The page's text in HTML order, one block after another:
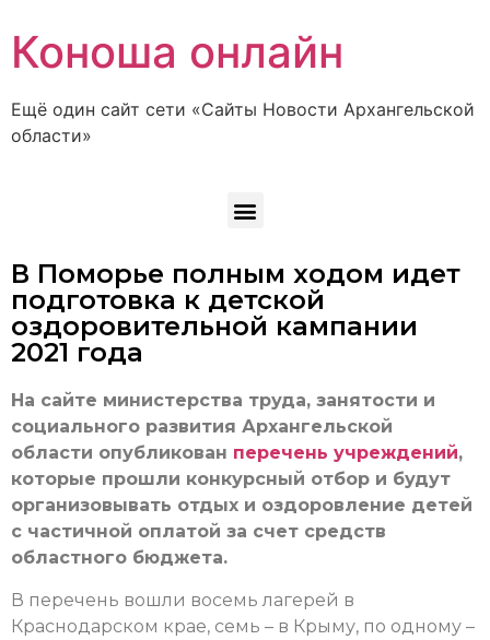
Коноша онлайн
Ещё один сайт сети «Сайты Новости Архангельской
области»
В Поморье полным ходом идет
подготовка к детской
оздоровительной кампании
2021 года
На сайте министерства труда, занятости и
социального развития Архангельской
области опубликован перечень учреждений,
которые прошли конкурсный отбор и будут
организовывать отдых и оздоровление детей
с частичной оплатой за счет средств
областного бюджета.
В перечень вошли восемь лагерей в
Краснодарском крае, семь – в Крыму, по одному –